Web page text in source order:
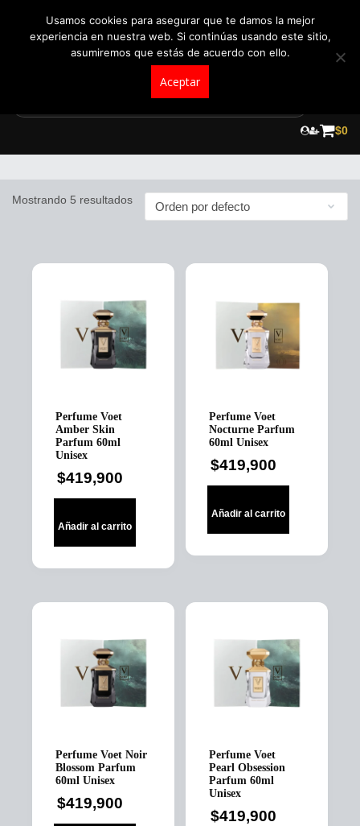
$0
Mostrando 5 resultados
Perfume Voet
Amber Skin
Parfum 60ml
Unisex
$419,900
Añadir al carrito
Perfume Voet
Nocturne Parfum
60ml Unisex
$419,900
Añadir al carrito
Perfume Voet Noir
Blossom Parfum
60ml Unisex
$419,900
Perfume Voet
Pearl Obsession
Parfum 60ml
Unisex
$419,900
Usamos cookies para asegurar que te damos la mejor
experiencia en nuestra web. Si continúas usando este sitio,
asumiremos que estás de acuerdo con ello.
Aceptar